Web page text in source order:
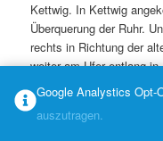
Kettwig. In Kettwig
Überquerung der Ruhr.
rechts in Richtung der
weiter am Ufer entlang
Eisenbahnbrücke in
Google Analystics Opt-
auszutragen.